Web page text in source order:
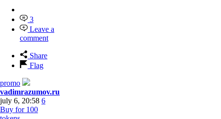
3
Leave a
comment
Share
Flag
promo
vadimrazumov.ru
july 6, 20:58 6
Buy for 100